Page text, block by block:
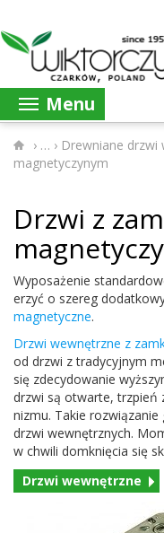
Menu
› Drewniane drzwi
magnetyczynym
Drzwi z
Wyposaże­nie
erzyć o szereg
mag­ne­ty­czne.
Drzwi wewnętrzne z
od drzwi z trady­cyjnym
się zde­cy­dowanie
drzwi są otwarte,
nizmu. Takie
drzwi wewnętrznych.
w chwili domknię­cia się
Drzwi wewnętrzne